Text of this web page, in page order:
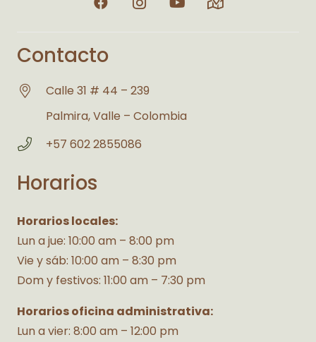
Contacto
Calle 31 # 44 – 239
Palmira, Valle – Colombia
+57 602 2855086
Horarios
Horarios locales:
Lun a jue: 10:00 am – 8:00 pm
Vie y sáb: 10:00 am – 8:30 pm
Dom y festivos: 11:00 am – 7:30 pm
Horarios oficina administrativa:
Lun a vier: 8:00 am – 12:00 pm